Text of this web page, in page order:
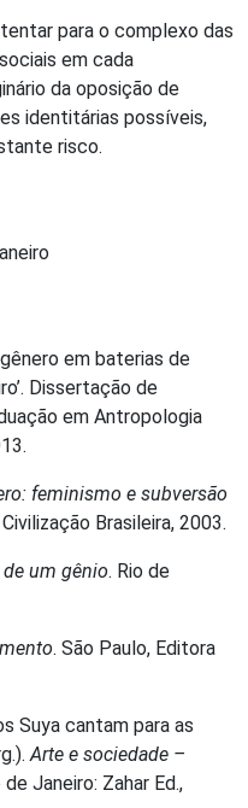
para o complexo das
em cada
da oposição de
identitárias possíveis,
risco.
em baterias de
Dissertação de
em Antropologia
feminismo e subversão
Brasileira, 2003.
um gênio. Rio de
. São Paulo, Editora
Suya cantam para as
Arte e sociedade –
de Janeiro: Zahar Ed.,